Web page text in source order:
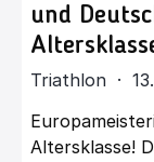
und
Triathlon ·
Altersklasse!